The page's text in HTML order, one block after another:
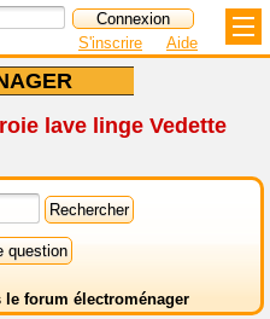
S'inscrire Aide
lave linge Vedette
le forum électroménager